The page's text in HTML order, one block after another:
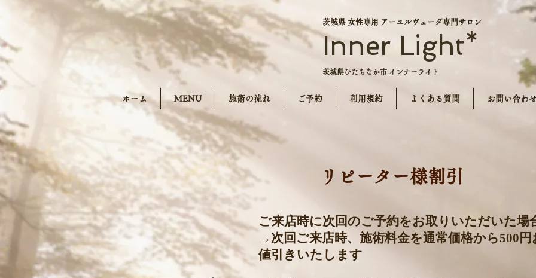
茨城県 女性専用 アーユルヴェーダ専門サロン
Inner Light*
茨城県ひたちなか市 インナーライト
ホーム MENU 施術の流れ ご予約 利用規約 よくある質問 お問い合わ
​リピーター様割引
ご来店時に次回のご予約をお取りいただいた場
→次回ご来店時、 施術料金を通常価格から500円
値引きいたします